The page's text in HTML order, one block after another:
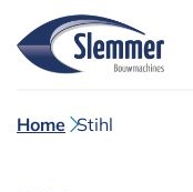
Home Stihl